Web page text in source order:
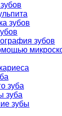
зубов
зубов
зуба
зуба
зубы